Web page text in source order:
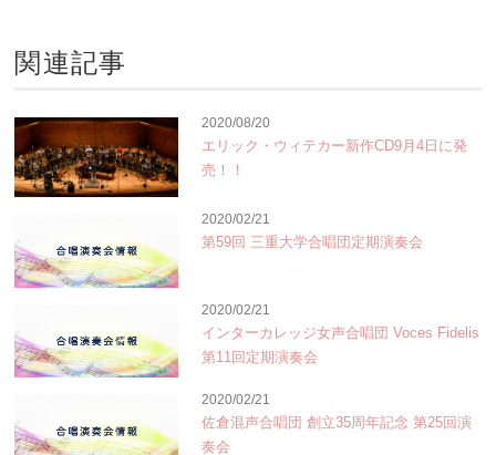
関連記事
2020/08/20
エリック・ウィテカー新作CD9月4日に発
売！！
2020/02/21
第59回 三重大学合唱団定期演奏会
2020/02/21
インターカレッジ女声合唱団 Voces Fidelis
第11回定期演奏会
2020/02/21
佐倉混声合唱団 創立35周年記念 第25回演
奏会